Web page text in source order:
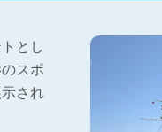
とし
スポ
され